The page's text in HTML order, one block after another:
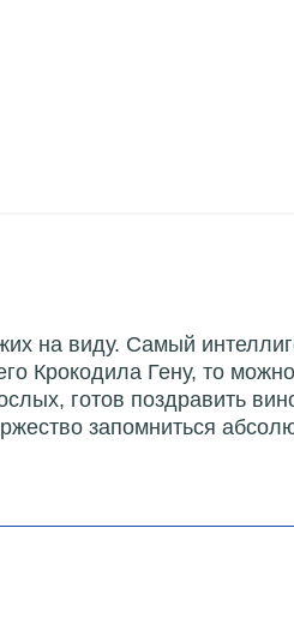
на виду. Самый
Крокодила Гену, то
готов поздравить
запомниться